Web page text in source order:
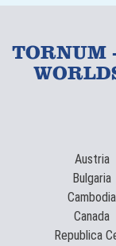
TORNUM
Austria
Bulgaria
Cambodia
Canada
Republica